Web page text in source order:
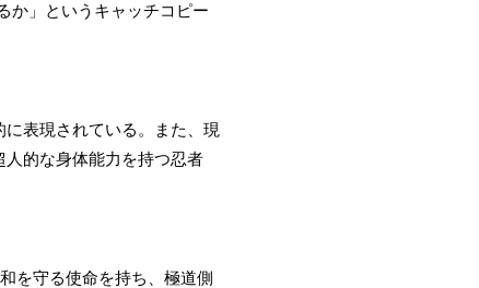
か」というキャッチコピー
表現されている。また、現
的な身体能力を持つ忍者
を守る使命を持ち、極道側